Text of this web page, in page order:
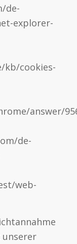
de-
explorer-
cookies-
answer/
de-
web-